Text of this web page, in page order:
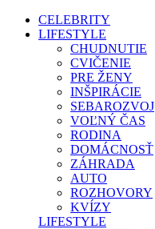
CELEBRITY
LIFESTYLE
CHUDNUTIE
CVIČENIE
PRE ŽENY
INŠPIRÁCIE
SEBAROZVOJ
VOĽNÝ ČAS
RODINA
DOMÁCNOSŤ
ZÁHRADA
AUTO
ROZHOVORY
KVÍZY
LIFESTYLE